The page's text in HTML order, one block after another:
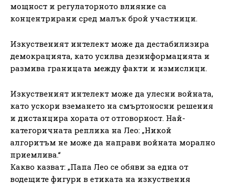
мощност и регулаторното влияние са
концентрирани сред малък брой участници.
Изкуственият интелект може да дестабилизира
демокрацията, като усилва дезинформацията и
размива границата между факти и измислици.
Изкуственият интелект може да улесни войната,
като ускори вземането на смъртоносни решения
и дистанцира хората от отговорност. Най-
категоричната реплика на Лео: „Никой
алгоритъм не може да направи войната морално
приемлива.“
Какво казват: „Папа Лео се обяви за една от
водещите фигури в етиката на изкуствения